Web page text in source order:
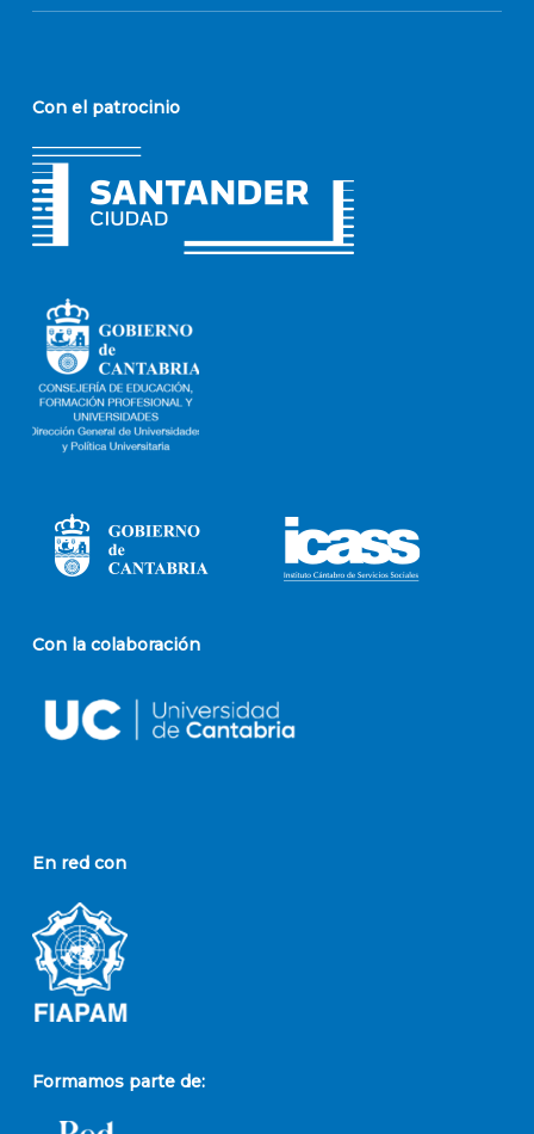
Con el patrocinio
Con la colaboración
En red con
Formamos parte de: